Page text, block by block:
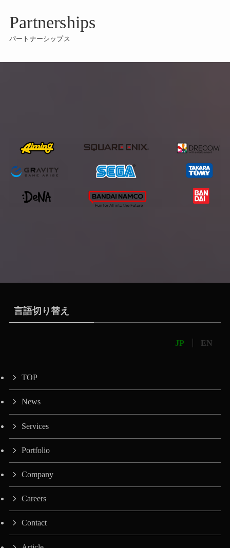
Partnerships
パートナーシップス
言語切り替え
EN
JP
TOP
News
Services
Portfolio
Company
Careers
Contact